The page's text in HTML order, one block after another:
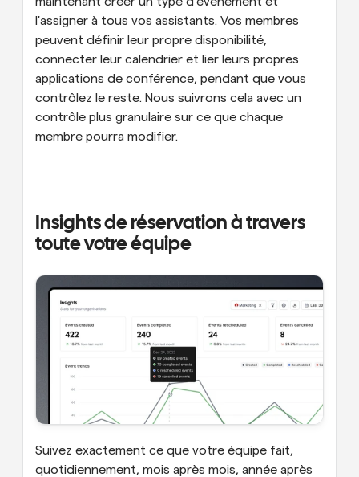
l'assigner à tous vos assistants. Vos membres
peuvent définir leur propre disponibilité,
connecter leur calendrier et lier leurs propres
applications de conférence, pendant que vous
contrôlez le reste. Nous suivrons cela avec un
contrôle plus granulaire sur ce que chaque
membre pourra modifier.
Insights de réservation à travers
toute votre équipe
Suivez exactement ce que votre équipe fait,
quotidiennement, mois après mois, année après